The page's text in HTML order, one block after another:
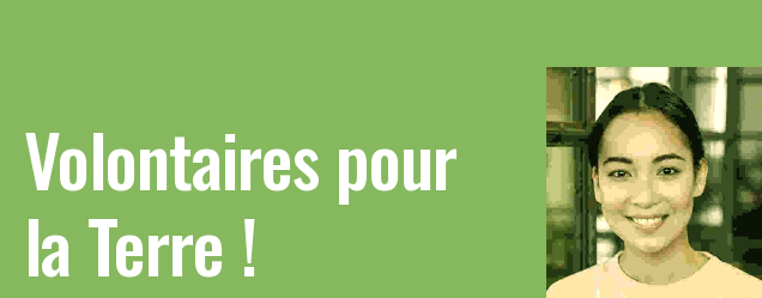
Volontaires pour
la Terre !